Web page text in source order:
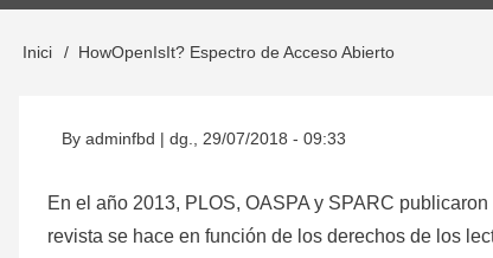
d'Ariadna
Inici HowOpenIsIt? Espectro de Acceso Abierto
By adminfbd | dg., 29/07/2018 - 09:33
En el año 2013, PLOS, OASPA y SPARC
revista se hace en función de los derechos de los